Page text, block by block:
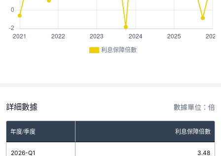
利息保障倍數
詳細數據 數據單位：倍
年度/季度 利息保障倍數
2026-Q1 3.48